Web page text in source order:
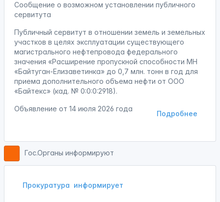
Сообщение о возможном установлении публичного
сервитута
Публичный сервитут в отношении земель и земельных
участков в целях эксплуатации существующего
магистрального нефтепровода федерального
значения «Расширение пропускной способности МН
«Байтуган-Елизаветинка» до 0,7 млн. тонн в год для
приема дополнительного объема нефти от ООО
«Байтекс» (кад. № 0:0:0:2918).
Подробнее
Объявление от 14 июля 2026 года
Гос.Органы информируют
Прокуратура информирует